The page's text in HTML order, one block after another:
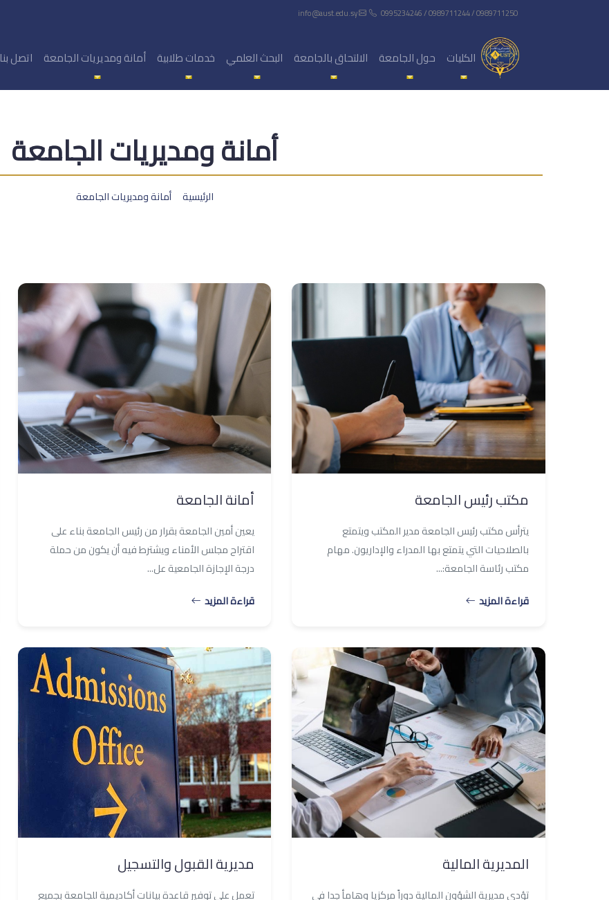
0995234246 / 0989711244 / 0989711250
الكليات حول الجامعة الالتحاق بالجامعة البحث العلمي خدمات طلابية أمانة ومديريات الجامعة اتصل بنا
أمانة ومديريات الجامعة
الرئيسية أمانة ومديريات الجامعة
مكتب رئيس الجامعة
يترأس مكتب رئيس الجامعة مدير المكتب ويتمتع
بالصلاحيات التي يتمتع بها المدراء والإداريون. مهام
مكتب رئاسة الجامعة:...
قراءة المزيد
أمانة الجامعة
يعين أمين الجامعة بقرار من رئيس الجامعة بناء على
اقتراح مجلس الأمناء ويشترط فيه أن يكون من حملة
درجة الإجازة الجامعية عل...
قراءة المزيد
المديرية المالية
تؤدي مديرية الشؤون المالية دوراً مركزيا وهامأ جدا في
مديرية القبول والتسجيل
تعمل على توفير قاعدة بيانات أكاديمية للجامعة بجميع